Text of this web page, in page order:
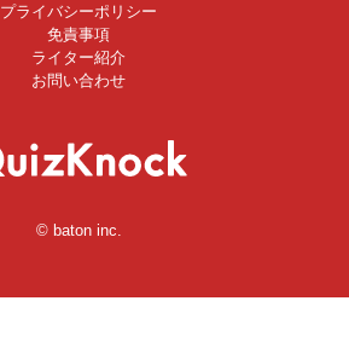
プライバシーポリシー
免責事項
ライター紹介
お問い合わせ
© baton inc.